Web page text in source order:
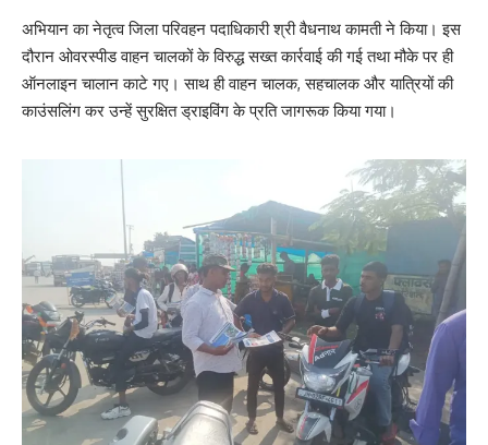
अभियान का नेतृत्व जिला परिवहन पदाधिकारी श्री वैधनाथ कामती ने किया। इस
दौरान ओवरस्पीड वाहन चालकों के विरुद्ध सख्त कार्रवाई की गई तथा मौके पर ही
ऑनलाइन चालान काटे गए। साथ ही वाहन चालक, सहचालक और यात्रियों की
काउंसलिंग कर उन्हें सुरक्षित ड्राइविंग के प्रति जागरूक किया गया।